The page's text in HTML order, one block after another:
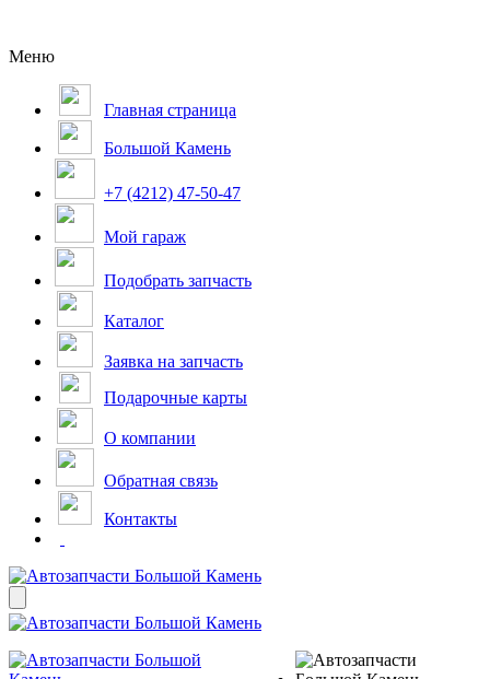
Меню
Главная страница
Большой Камень
+7 (4212) 47-50-47
Мой гараж
Подобрать запчасть
Каталог
Заявка на запчасть
Подарочные карты
О компании
Обратная связь
Контакты